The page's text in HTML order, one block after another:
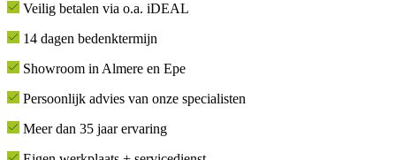
Veilig betalen via o.a. iDEAL
14 dagen bedenktermijn
Showroom in Almere en Epe
Persoonlijk advies van onze specialisten
Meer dan 35 jaar ervaring